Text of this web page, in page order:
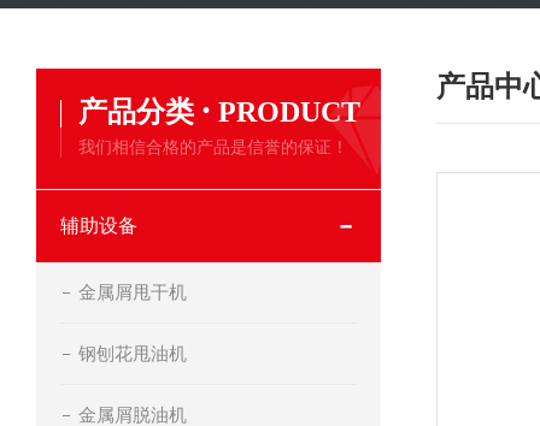
产品分类 · PRODUCT
我们相信合格的产品是信誉的保证！
辅助设备
金属屑甩干机
钢刨花甩油机
金属屑脱油机
产品中